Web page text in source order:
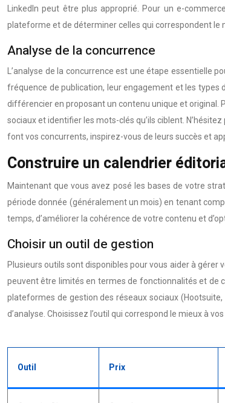
LinkedIn peut être plus approprié. Pour un e-
plateforme et de déterminer celles qui correspondent le
Analyse de la concurrence
L’analyse de la concurrence est une étape
fréquence de publication, leur engagement et les types
différencier en proposant un contenu unique et original.
sociaux et identifier les mots-clés qu’ils ciblent.
font vos concurrents, inspirez-vous de leurs succès et
Construire un calendrier
Maintenant que vous avez posé les bases de votre
période donnée (généralement un mois) en tenant
temps, d’améliorer la cohérence de votre contenu et
Choisir un outil de gestion
Plusieurs outils sont disponibles pour vous aider à
peuvent être limités en termes de fonctionnalités et de
plateformes de gestion des réseaux sociaux
d’analyse. Choisissez l’outil qui correspond le mieux à
Outil Prix